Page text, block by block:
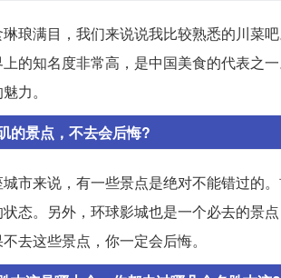
琅满目，我们来说说我比较熟悉的川菜
的知名度非常高，是中国美食的代表之
力。
的景点，不去会后悔?
市来说，有一些景点是绝对不能错过的
态。另外，环球影城也是一个必去的景
去这些景点，你一定会后悔。